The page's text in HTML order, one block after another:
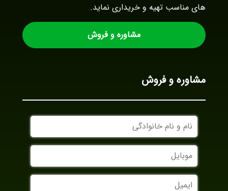
های مناسب تهیه و خریداری نماید.
مشاوره و فروش
مشاوره و فروش
نام
و
نام
خانوادگی
موبایل
ایمیل